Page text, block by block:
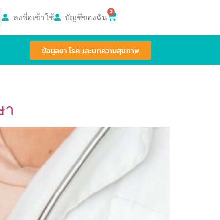
ลงชื่อเข้าใช้ บัญชีของฉัน 0
ข้อมูลยา โรค และบทความสุขภาพ
า